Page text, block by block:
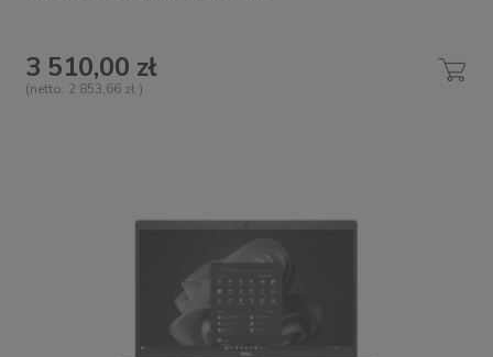
3 510,00 zł
(netto: 2 853,66 zł )